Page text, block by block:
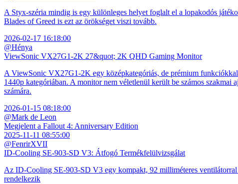
A Styx-széria mindig is egy különleges helyet foglalt el a lopakodós
Blades of Greed is ezt az örökséget viszi tovább.
2026-02-17 16:18:00
@Hénya
ViewSonic VX27G1-2K 27&quot; 2K QHD Gaming Monitor
A ViewSonic VX27G1-2K egy középkategóriás, de prémium
1440p kategóriában. A monitor nem véletlenül került be számos
számára.
2026-01-15 08:18:00
@Mark de Leon
Megjelent a Fallout 4: Anniversary Edition
2025-11-11 08:55:00
@FenrirXVII
ID-Cooling SE-903-SD V3: Átfogó Termékfelülvizsgálat
Az ID-Cooling SE-903-SD V3 egy kompakt, 92 milliméteres ventilátorral
rendelkezik